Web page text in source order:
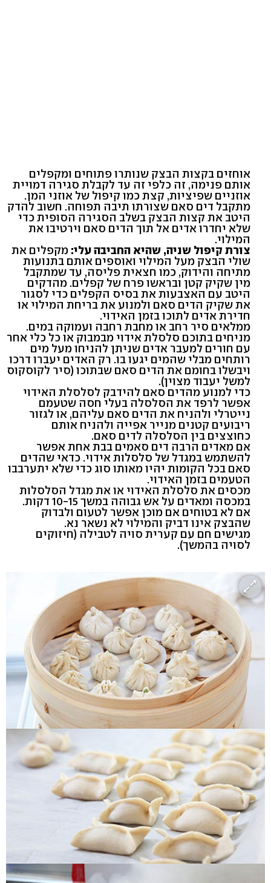
אוחזים בקצות הבצק שנותרו פתוחים ומקפלים
אותם פנימה, זה כלפי זה עד לקבלת סגירה דמויית
אוזניים שפיציות, קצת כמו קיפול של אוזני המן.
מתקבל דים סאם שצורתו תיבה תפוחה. חשוב להדק
היטב את קצות הבצק בשלב הסגירה הסופית כדי
שלא יחדרו אדים אל תוך הדים סאם וירטיבו את
המילוי.
צורת קיפול שניה, שהיא החביבה עלי:מקפלים את
שולי הבצק מעל המילוי ואוספים אותם בתנועות
מתיחה והידוק, כמו חצאית פליסה, עד שמתקבל
מין שקיק קטן ובראשו פרח של קפלים. מהדקים
היטב עם האצבעות את בסיס הקפלים כדי לסגור
את שקיק הדים סאם ולמנוע את בריחת המילוי או
חדירת אדים לתוכו בזמן האידוי.
ממלאים סיר רחב או מחבת רחבה ועמוקה במים.
מניחים בתוכם סלסלת אידוי מבמבוק או כל כלי אחר
עם חורים למעבר אדים שניתן להניחו מעל מים
רותחים מבלי שהמים יגעו בו. רק האדים יעברו דרכו
ויבשלו בחומם את הדים סאם שבתוכו (סיר לקוסקוס
למשל יעבוד מצוין).
כדי למנוע מהדים סאם להידבק לסלסלת האידוי
אפשר לרפד את הסלסלה בעלי חסה שטעמם
נייטרלי ולהניח את הדים סאם עליהם, או לגזור
ריבועים קטנים מנייר אפייה ולהניח אותם
כחוצצים בין הסלסלה לדים סאם.
אם מאדים הרבה דים סאמים בבת אחת אפשר
להשתמש במגדל של סלסלות אידוי. כדאי שהדים
סאם בכל הקומות יהיו מאותו סוג כדי שלא יתערבבו
הטעמים בזמן האידוי.
מכסים את סלסלת האידוי או את מגדל הסלסלות
במכסה ומאדים על אש גבוהה במשך 10-15 דקות.
אם לא בטוחים אם מוכן אפשר לטעום ולבדוק
שהבצק אינו דביק והמילוי לא נשאר נא.
מגישים חם עם קערית סויה לטבילה (חיזוקים
לסויה בהמשך).